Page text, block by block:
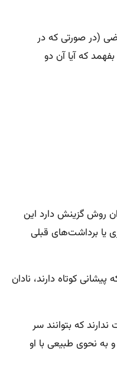
(در صورتی که در
که آیا آن دو
روش گزینش دارد این
یا برداشت‌های قبلی
کوتاه دارند، نادان
که بتوانند سر
به نحوی طبیعی با او